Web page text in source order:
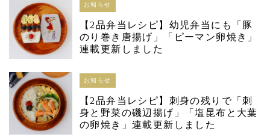
お知らせ
【2品弁当レシピ】幼児弁当にも「豚
のり巻き唐揚げ」「ピーマン卵焼き」
連載更新しました
お知らせ
【2品弁当レシピ】刺身の残りで「刺
身と野菜の磯辺揚げ」「塩昆布と大葉
の卵焼き」連載更新しました